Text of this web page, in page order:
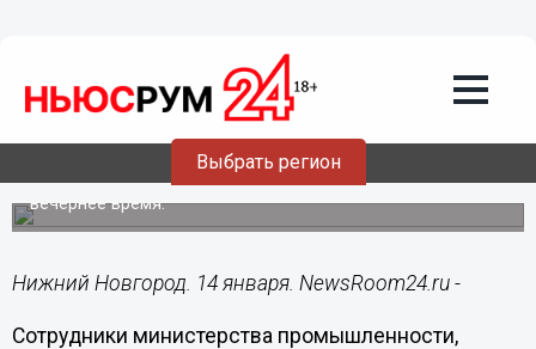
Выбрать регион
60 объектов общепита проверил в
новогодние праздники нижегородский
минпром
Проверка соблюдения мер безопасности проходила в
вечернее время.
Нижний Новгород. 14 января. NewsRoom24.ru -
Сотрудники министерства промышленности,